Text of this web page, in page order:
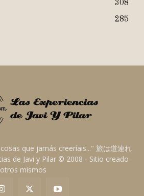
308
285
que jamás creeríais..." 旅は道連れ
de Javi y Pilar © 2008 - Sitio creado
mismos